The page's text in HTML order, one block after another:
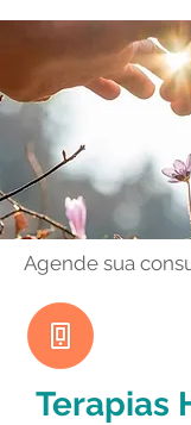
Agende sua
Terapias